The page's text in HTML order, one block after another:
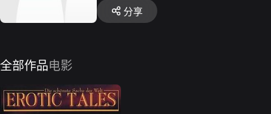
分享
全部作品电影